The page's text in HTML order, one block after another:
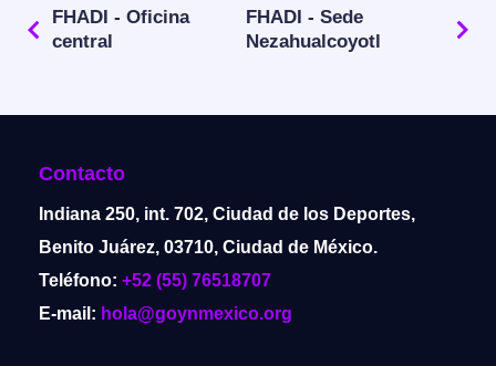
FHADI - Oficina
central
FHADI - Sede
Nezahualcoyotl
Contacto
Indiana 250, int. 702, Ciudad de los Deportes,
Benito Juárez, 03710, Ciudad de México.
Teléfono: +52 (55) 76518707
E-mail: hola@goynmexico.org